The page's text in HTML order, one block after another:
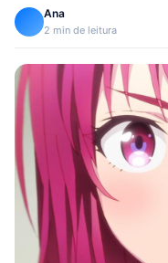
Ana
2 min de leitura